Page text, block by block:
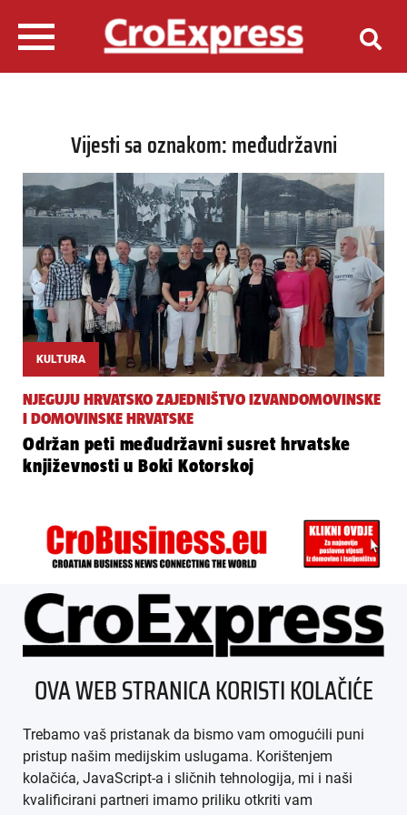
Vijesti sa oznakom: međudržavni
KULTURA
NJEGUJU HRVATSKO ZAJEDNIŠTVO IZVANDOMOVINSKE
I DOMOVINSKE HRVATSKE
Održan peti međudržavni susret hrvatske
književnosti u Boki Kotorskoj
ÜBER UNS
IMPRESSUM
AGB
DATENSCHUTZ
OVA WEB STRANICA KORISTI KOLAČIĆE
Trebamo vaš pristanak da bismo vam omogućili puni
pristup našim medijskim uslugama. Korištenjem
kolačića, JavaScript-a i sličnih tehnologija, mi i naši
kvalificirani partneri imamo priliku otkriti vam